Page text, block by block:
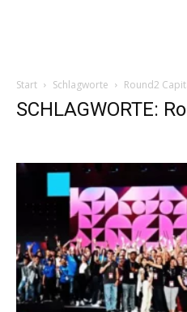
Start Schlagworte Round2
SCHLAGWORTE: